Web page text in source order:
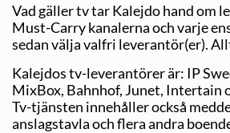
Vad gäller tv tar Kalejdo hand om
Must-Carry kanalerna och varje
sedan välja valfri leverantör(er).
Kalejdos tv-leverantörer är: IP
MixBox, Bahnhof, Junet, Intertain
Tv-tjänsten innehåller också
anslagstavla och flera andra